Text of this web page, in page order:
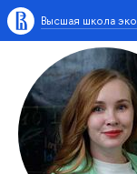
Высшая школа